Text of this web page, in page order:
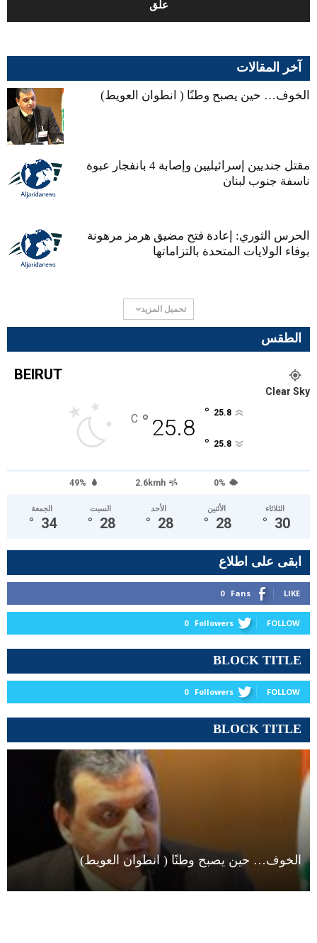
آخر المقالات
الخوف… حين يصبح وطنًا ( انطوان العويط)
مقتل جنديين إسرائيليين وإصابة 4 بانفجار عبوة
ناسفة جنوب لبنان
الحرس الثوري: إعادة فتح مضيق هرمز مرهونة
بوفاء الولايات المتحدة بالتزاماتها
تحميل المزيد
الطقس
BEIRUT
Clear Sky
25.8
°
C 25.8
°
25.8
°
49% 2.6kmh 0%
الجمعة
34
°
السبت
28
°
الأحد
28
°
الأثنين
28
°
الثلاثاء
30
°
ابقى على اطلاع
0 Fans LIKE
0 Followers FOLLOW
BLOCK TITLE
0 Followers FOLLOW
BLOCK TITLE
الخوف… حين يصبح وطنًا ( انطوان العويط)